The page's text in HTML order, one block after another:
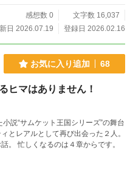
感想数 0
文字数 16,037
日 2026.07.19
登録日 2026.02.16
お気に入り追加 68
ヒマはありません！
とレアルとして再び出会った２人。
。 忙しくなるのは４章からです。